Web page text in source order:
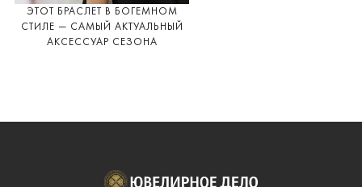
ЭТОТ БРАСЛЕТ В БОГЕМНОМ
СТИЛЕ — САМЫЙ АКТУАЛЬНЫЙ
АКСЕССУАР СЕЗОНА